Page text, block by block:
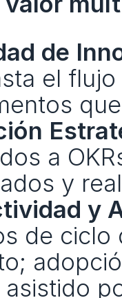
de
el
a
y
y
de ciclo